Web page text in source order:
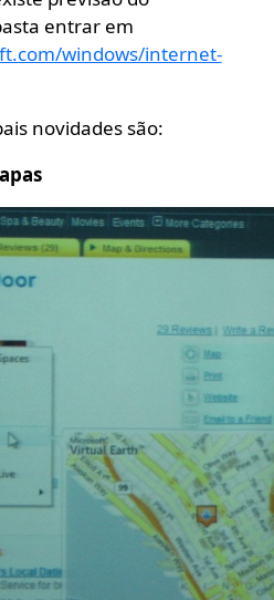
entrar em
windows/internet-
novidades são: